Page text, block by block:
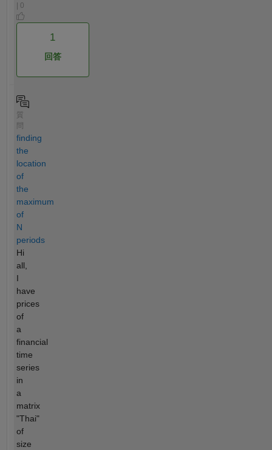
| 0
1
回答
質
finding
the
location
of
the
maximum
of
N
periods
Hi
all,
I
have
prices
of
a
financial
time
series
in
a
matrix
"Thai"
of
size